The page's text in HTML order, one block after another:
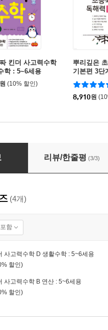
킨더 사고력수학
학 : 5~6세용
원 (10% 할인)
뿌리깊은
기본편 3단
년)
8,910원
고력수학 B 연산 : 5~6세용
리뷰/한줄평 (3/3)
(4개)
함
사고력수학 D 생활수학 : 5~6세용
할인)
사고력수학 B 연산 : 5~6세용
할인)